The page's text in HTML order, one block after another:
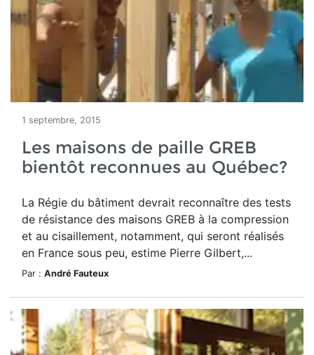
1 septembre, 2015
Les maisons de paille GREB
bientôt reconnues au Québec?
La Régie du bâtiment devrait reconnaître des tests
de résistance des maisons GREB à la compression
et au cisaillement, notamment, qui seront réalisés
en France sous peu, estime Pierre Gilbert,...
Par : André Fauteux